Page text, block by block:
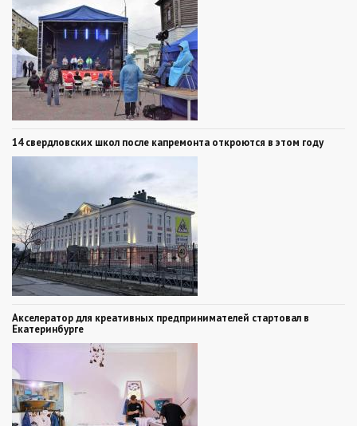
14 свердловских школ после капремонта откроются в этом году
Акселератор для креативных предпринимателей стартовал в
Екатеринбурге